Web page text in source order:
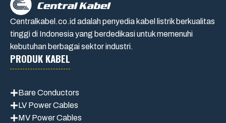
Centralkabel.co.id adalah penyedia kabel listrik berkualitas
tinggi di Indonesia yang berdedikasi untuk memenuhi
kebutuhan berbagai sektor industri.
PRODUK KABEL
Bare Conductors
LV Power Cables
MV Power Cables